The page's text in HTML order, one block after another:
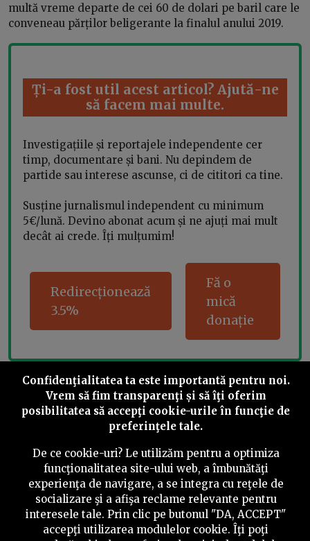
multă vreme departe de cei 60 de dolari pe baril care le
conveneau părților beligerante la finalul anului 2019.
Ți-a fost util acest articol? Ajută-ne
să facem mai multe.
Investigațiile și reportajele independente cer
timp, documentare și bani. Nu depindem de
partide sau interese ascunse, ci de cititori ca tine.
Susține jurnalismul independent cu minimum
5€/lună. Devino abonat acum și ne ajuți mai mult
decât ai crede. Îți mulțumim!
Redirecționează
3.5%
Fă o
mică
donație
Share this
©2026 PressOne.ro
RSSNewslettereDespre noi Politica editorială
Confidenţialitatea ta este importantă pentru noi.
Vrem să fim transparenţi și să îţi oferim
posibilitatea să accepţi cookie-urile în funcţie de
preferinţele tale.
De ce cookie-uri? Le utilizăm pentru a optimiza
funcţionalitatea site-ului web, a îmbunătăţi
experienţa de navigare, a se integra cu reţele de
socializare şi a afişa reclame relevante pentru
interesele tale. Prin clic pe butonul "DA, ACCEPT"
accepţi utilizarea modulelor cookie. Îţi poţi